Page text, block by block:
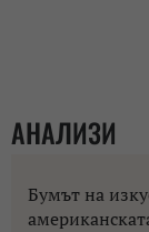
АНАЛИЗИ
Бумът на